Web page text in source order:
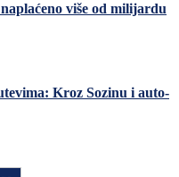
više od milijardu
Kroz Sozinu i auto-